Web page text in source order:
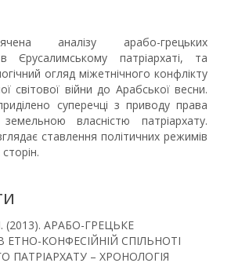
аналізу арабо-грецьких
Єрусалимському патріархаті, та
огляд міжетнічного конфлікту
світової війни до Арабської весни.
суперечці з приводу права
власністю патріархату.
ставлення політичних режимів
(2013). АРАБО-ГРЕЦЬКЕ
КОНФЕСІЙНІЙ СПІЛЬНОТІ
ПАТРІАРХАТУ – ХРОНОЛОГІЯ